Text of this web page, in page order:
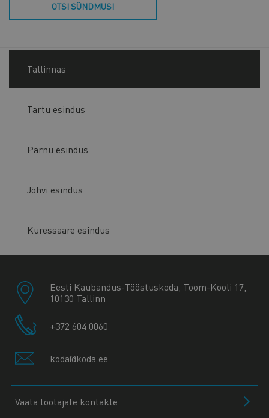
OTSI SÜNDMUSI
Tallinnas
Tartu esindus
Pärnu esindus
Jõhvi esindus
Kuressaare esindus
Eesti Kaubandus-Tööstuskoda, Toom-Kooli 17,
10130 Tallinn
+372 604 0060
koda@koda.ee
Vaata töötajate kontakte